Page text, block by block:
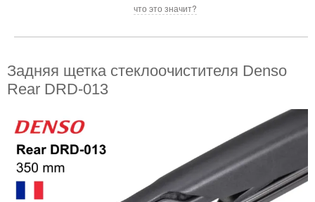
что это значит?
Задняя щетка стеклоочистителя Denso
Rear DRD-013